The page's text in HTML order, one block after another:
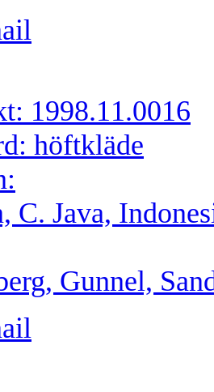
1998.11.0016
höftkläde
C. Java,
Gunnel,